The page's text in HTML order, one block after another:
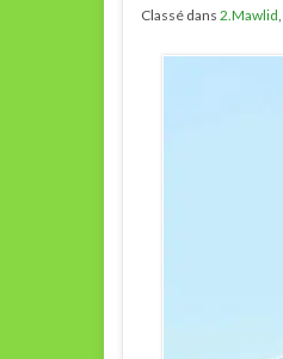
Classé dans 2.Mawlid,